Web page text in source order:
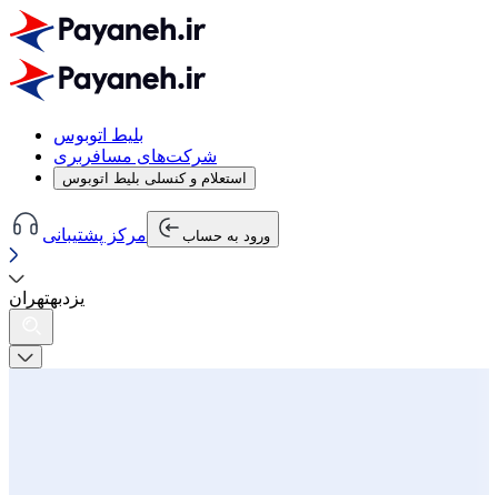
بلیط اتوبوس
شرکت‌های مسافربری
استعلام و کنسلی بلیط اتوبوس
مرکز پشتیبانی ورود به حساب
یزدبهتهران